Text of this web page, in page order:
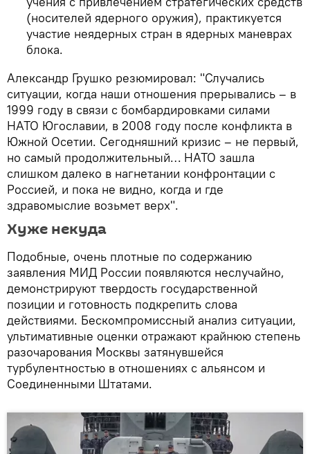
(носителей ядерного оружия), практикуется
участие неядерных стран в ядерных маневрах
блока.
Александр Грушко резюмировал: "Случались
ситуации, когда наши отношения прерывались – в
1999 году в связи с бомбардировками силами
НАТО Югославии, в 2008 году после конфликта в
Южной Осетии. Сегодняшний кризис – не первый,
но самый продолжительный… НАТО зашла
слишком далеко в нагнетании конфронтации с
Россией, и пока не видно, когда и где
здравомыслие возьмет верх".
Хуже некуда
Подобные, очень плотные по содержанию
заявления МИД России появляются неслучайно,
демонстрируют твердость государственной
позиции и готовность подкрепить слова
действиями. Бескомпромиссный анализ ситуации,
ультимативные оценки отражают крайнюю степень
разочарования Москвы затянувшейся
турбулентностью в отношениях с альянсом и
Соединенными Штатами.